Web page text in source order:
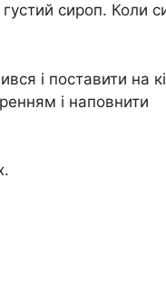
сироп. Коли
і поставити на
і наповнити